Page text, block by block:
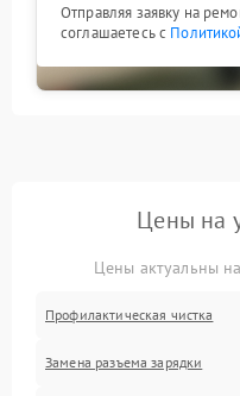
Отправляя заявку на
соглашаетесь с
Цены на
Цены актуальны
Профилактическая чистка
Замена разъема зарядки